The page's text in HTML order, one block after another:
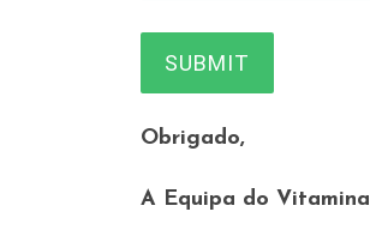
SUBMIT
Obrigado,
A Equipa do